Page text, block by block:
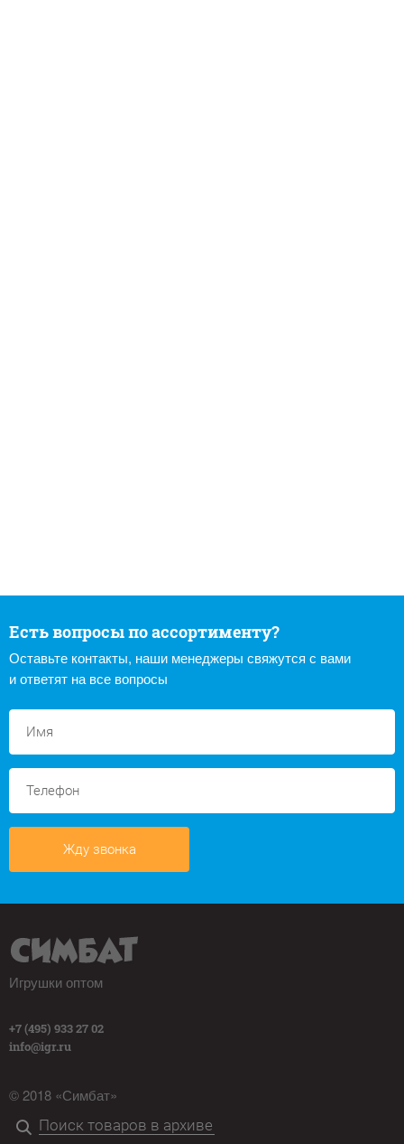
Есть вопросы по ассортименту?
Оставьте контакты, наши менеджеры свяжутся с вами
и ответят на все вопросы
Жду звонка
Игрушки оптом
+7 (495) 933 27 02
info@igr.ru
© 2018 «Симбат»